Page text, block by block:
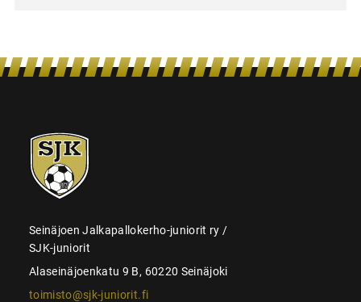
SJK-
juniorit
Seinäjoen Jalkapallokerho-juniorit ry /
SJK-juniorit
Alaseinäjoenkatu 9 B, 60220 Seinäjoki
toimisto@sjk-juniorit.fi